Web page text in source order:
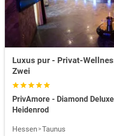
Luxus pur - Privat-
Zwei
PrivAmore - Diamond
Heidenrod
Hessen Taunus